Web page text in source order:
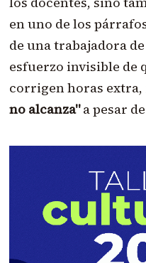
en uno de los
de una trabajadora
esfuerzo invisible de
corrigen horas
no alcanza"a pesar